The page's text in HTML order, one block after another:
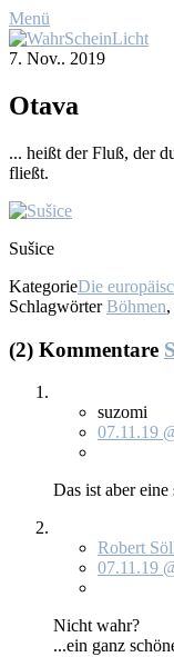
Menü
7. Nov.. 2019
Ot­a­va
... heißt der Fluß, der
fließt.
Sušice
KategorieDie
Schlagwörter Böhmen,
(2) Kommentare
suzomi
07.11.19
Das ist aber ei­ne
Robert
07.11.19
Nicht wahr?
...ein ganz